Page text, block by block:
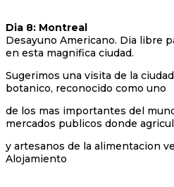
Dia 8: Montreal
Desayuno Americano. Dia libre
en esta magnifica ciudad.
Sugerimos una visita de la
botanico, reconocido como uno
de los mas importantes del
mercados publicos donde
y artesanos de la alimentacion
Alojamiento